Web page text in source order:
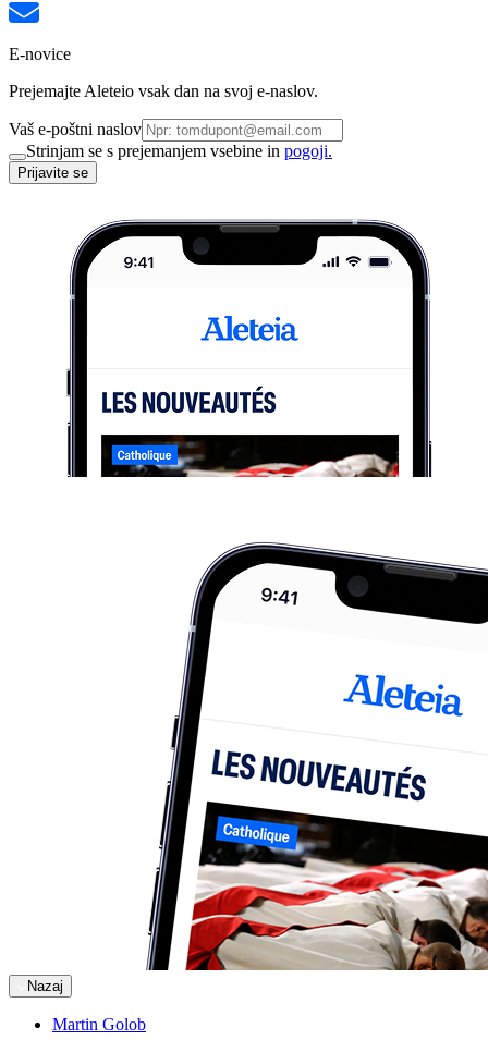
E-novice
Prejemajte Aleteio vsak dan na svoj e-naslov.
Vaš e-poštni naslov
Strinjam se s prejemanjem vsebine in pogoji.
Prijavite se
Nazaj
Martin Golob